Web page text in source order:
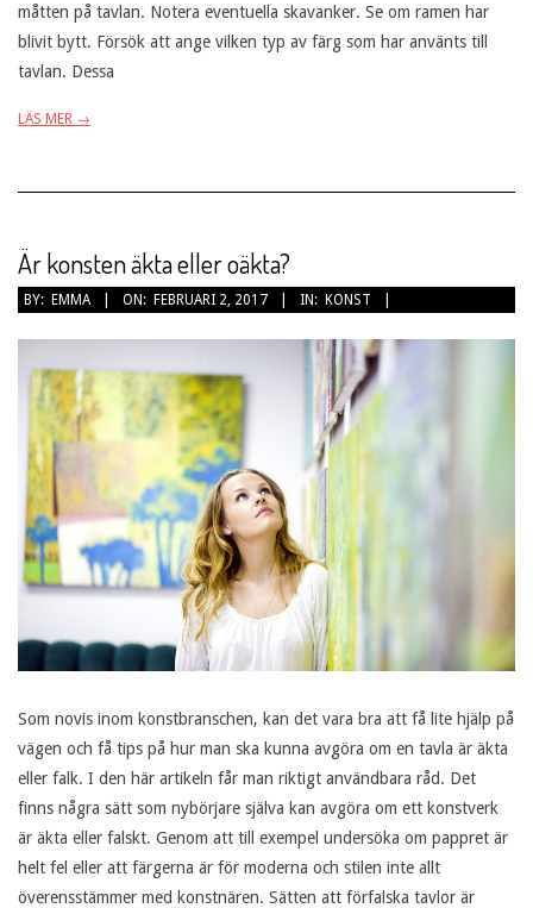
måtten på tavlan. Notera eventuella skavanker. Se om ramen har
blivit bytt. Försök att ange vilken typ av färg som har använts till
tavlan. Dessa
LÄS MER →
Är konsten äkta eller oäkta?
2017-
BY: EMMA ON: FEBRUARI 2, 2017 IN: KONST
Som novis inom konstbranschen, kan det vara bra att få lite hjälp på
vägen och få tips på hur man ska kunna avgöra om en tavla är äkta
eller falk. I den här artikeln får man riktigt användbara råd. Det
finns några sätt som nybörjare själva kan avgöra om ett konstverk
är äkta eller falskt. Genom att till exempel undersöka om pappret är
helt fel eller att färgerna är för moderna och stilen inte allt
överensstämmer med konstnären. Sätten att förfalska tavlor är